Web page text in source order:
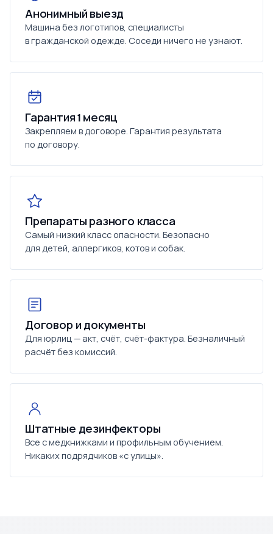
Анонимный выезд
Машина без логотипов, специалисты
в гражданской одежде. Соседи ничего не узнают.
Гарантия 1 месяц
Закрепляем в договоре. Гарантия результата
по договору.
Препараты разного класса
Самый низкий класс опасности. Безопасно
для детей, аллергиков, котов и собак.
Договор и документы
Для юрлиц — акт, счёт, счёт-фактура. Безналичный
расчёт без комиссий.
Штатные дезинфекторы
Все с медкнижками и профильным обучением.
Никаких подрядчиков «с улицы».